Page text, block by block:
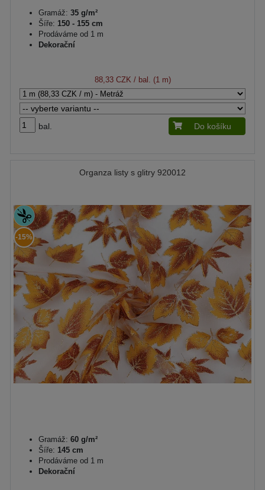
Gramáž: 35 g/m²
Šíře: 150 - 155 cm
Prodáváme od 1 m
Dekorační
88,33 CZK / bal. (1 m)
bal. Do košíku
Organza listy s glitry 920012
-15%
Gramáž: 60 g/m²
Šíře: 145 cm
Prodáváme od 1 m
Dekorační